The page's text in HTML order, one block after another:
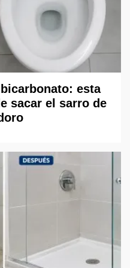
esta
sacar el sarro de